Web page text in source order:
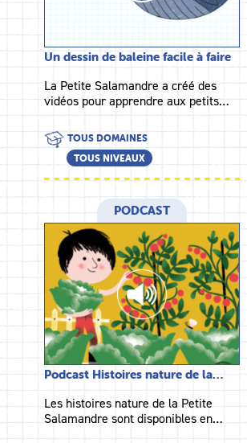
Un dessin de baleine facile à faire
La Petite Salamandre a créé des
vidéos pour apprendre aux petits…
TOUS DOMAINES
TOUS NIVEAUX
PODCAST
Podcast Histoires nature de la…
Les histoires nature de la Petite
Salamandre sont disponibles en…